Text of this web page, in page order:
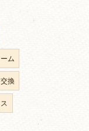
ム
換